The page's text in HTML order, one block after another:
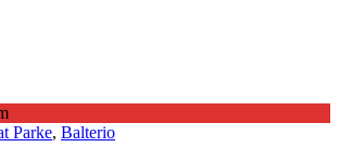
Parke, Balterio